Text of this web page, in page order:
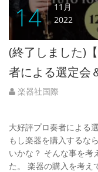
14
11月
2022
(終了しました)
者による選定会
楽器社国際
大好評プロ奏者による
もし楽器を購入するな
いかな？ そんな事を考
た。 楽器の購入を考